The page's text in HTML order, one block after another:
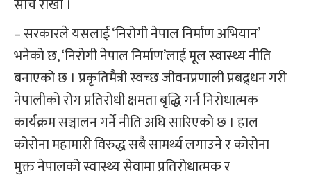
– सरकारले यसलाई ‘निरोगी नेपाल निर्माण अभियान’
भनेको छ, ‘निरोगी नेपाल निर्माण’लाई मूल स्वास्थ्य नीति
बनाएको छ । प्रकृतिमैत्री स्वच्छ जीवनप्रणाली प्रबद्र्धन गरी
नेपालीको रोग प्रतिरोधी क्षमता बृद्धि गर्न निरोधात्मक
कार्यक्रम सञ्चालन गर्ने नीति अघि सारिएको छ । हाल
कोरोना महामारी विरुद्ध सबै सामर्थ्य लगाउने र कोरोना
मुक्त नेपालको स्वास्थ्य सेवामा प्रतिरोधात्मक र